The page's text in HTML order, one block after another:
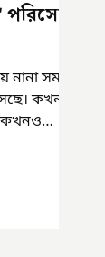
নানা সময়
কখনও
কখনও